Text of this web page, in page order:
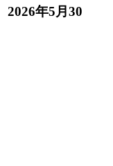
年5月30